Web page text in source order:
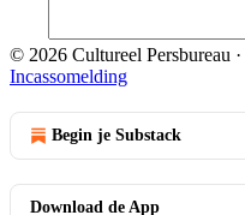
© 2026 Cultureel Persbureau ·
Incassomelding
Begin je Substack
Download de App